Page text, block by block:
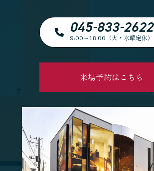
045-833-2622
9:00～18:00（火・水曜定休）
来場予約はこちら